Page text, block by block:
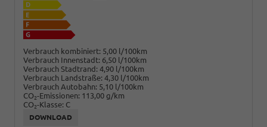
Verbrauch kombiniert: 5,00 l/100km
Verbrauch Innenstadt: 6,50 l/100km
Verbrauch Stadtrand: 4,90 l/100km
Verbrauch Landstraße: 4,30 l/100km
Verbrauch Autobahn: 5,10 l/100km
CO2-Emissionen: 113,00 g/km
CO2-Klasse: C
DOWNLOAD